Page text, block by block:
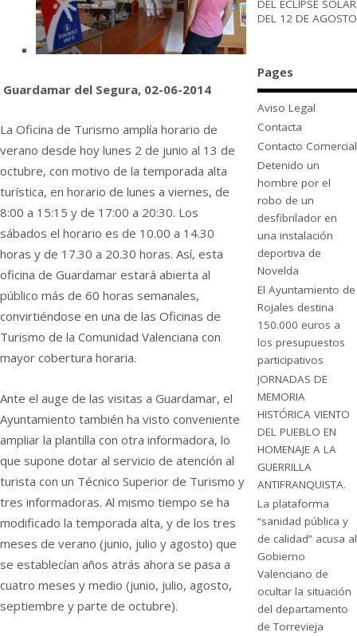
Guardamar del Segura, 02-06-2014
La Oficina de Turismo amplía horario de
verano desde hoy lunes 2 de junio al 13 de
octubre, con motivo de la temporada alta
turística, en horario de lunes a viernes, de
8:00 a 15:15 y de 17:00 a 20:30. Los
sábados el horario es de 10.00 a 14.30
horas y de 17.30 a 20.30 horas. Así, esta
oficina de Guardamar estará abierta al
público más de 60 horas semanales,
convirtiéndose en una de las Oficinas de
Turismo de la Comunidad Valenciana con
mayor cobertura horaria.
Ante el auge de las visitas a Guardamar, el
Ayuntamiento también ha visto conveniente
ampliar la plantilla con otra informadora, lo
que supone dotar al servicio de atención al
turista con un Técnico Superior de Turismo y
tres informadoras. Al mismo tiempo se ha
modificado la temporada alta, y de los tres
meses de verano (junio, julio y agosto) que
se establecían años atrás ahora se pasa a
cuatro meses y medio (junio, julio, agosto,
septiembre y parte de octubre).
DEL ECLIPSE SOLAR
DEL 12 DE AGOSTO
Pages
Aviso Legal
Contacta
Contacto Comercial
Detenido un
hombre por el
robo de un
desfibrilador en
una instalación
deportiva de
Novelda
El Ayuntamiento de
Rojales destina
150.000 euros a
los presupuestos
participativos
JORNADAS DE
MEMORIA
HISTÓRICA VIENTO
DEL PUEBLO EN
HOMENAJE A LA
GUERRILLA
ANTIFRANQUISTA.
La plataforma
“sanidad pública y
de calidad” acusa al
Gobierno
Valenciano de
ocultar la situación
del departamento
de Torrevieja